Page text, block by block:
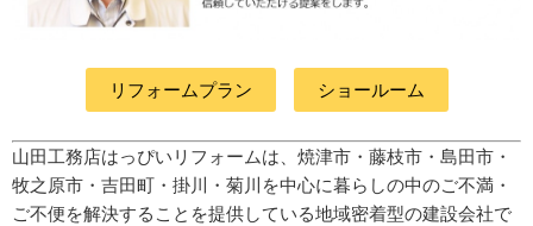
リフォームプラン ショールーム
山田工務店はっぴいリフォームは、焼津市・藤枝市・島田市・
牧之原市・吉田町 ・掛川・菊川 を中心に暮らしの中のご不満・
ご不便を解決することを提供している地域密着型の建設会社で